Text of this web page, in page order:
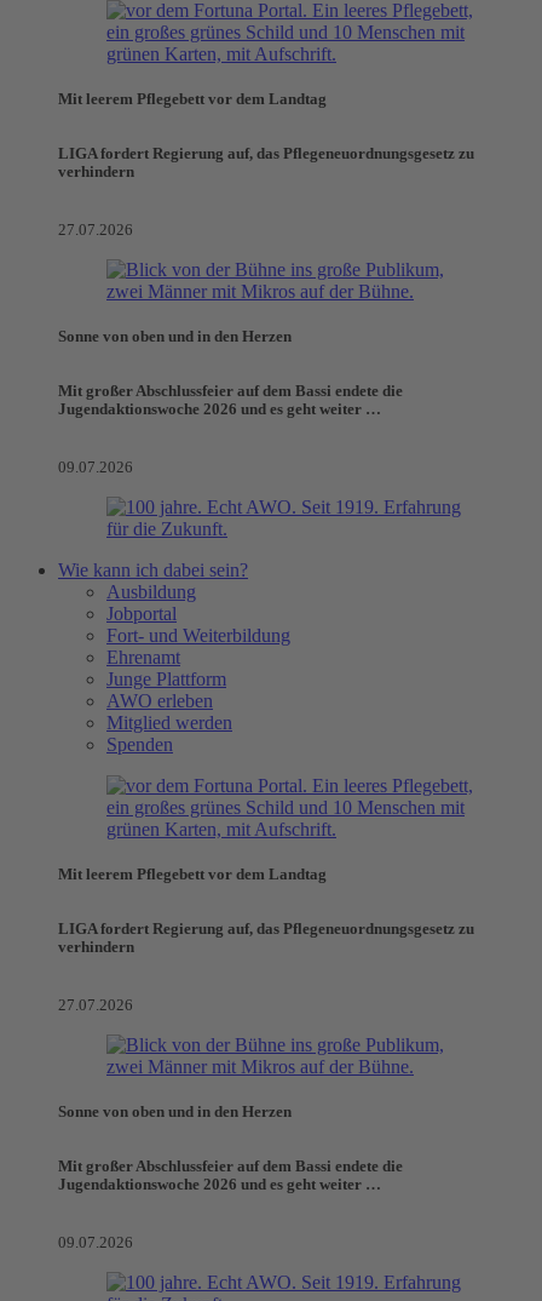
Mit leerem Pflegebett vor dem Landtag
LIGA fordert Regierung auf, das Pflegeneuordnungsgesetz zu
verhindern
27.07.2026
Sonne von oben und in den Herzen
Mit großer Abschlussfeier auf dem Bassi endete die
Jugendaktionswoche 2026 und es geht weiter …
09.07.2026
Wie kann ich dabei sein?
Ausbildung
Jobportal
Fort- und Weiterbildung
Ehrenamt
Junge Plattform
AWO erleben
Mitglied werden
Spenden
Mit leerem Pflegebett vor dem Landtag
LIGA fordert Regierung auf, das Pflegeneuordnungsgesetz zu
verhindern
27.07.2026
Sonne von oben und in den Herzen
Mit großer Abschlussfeier auf dem Bassi endete die
Jugendaktionswoche 2026 und es geht weiter …
09.07.2026